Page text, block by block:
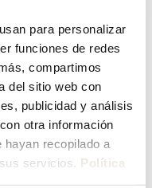
para personalizar
funciones de redes
compartimos
del sitio web con
publicidad y análisis
otra información
recopilado a
servicios. Política